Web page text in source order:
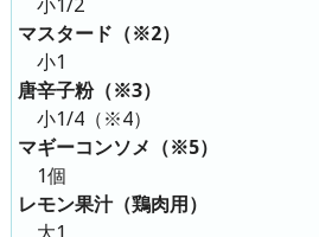
マスタード（※2）
小1
唐辛子粉（※3）
小1/4（※4）
マギーコンソメ（※5）
1個
レモン果汁（鶏肉用）